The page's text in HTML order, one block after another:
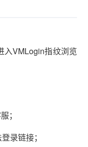
入VMLogin指纹浏览
；
录链接；